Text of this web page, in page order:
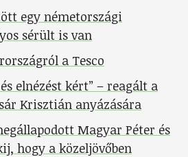
egy németországi
sérült is van
a Tesco
elnézést kért” – reagált a
Krisztián anyázására
Magyar Péter és
hogy a közeljövőben